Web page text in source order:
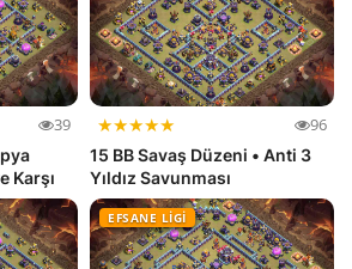
39
Karşı
★★★★★ 96
15 BB Savaş Düzeni • Anti 3
Yıldız Savunması
EFSANE LIGI